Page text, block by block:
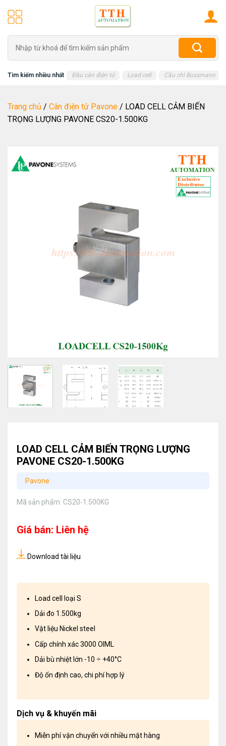
kiếm:
Tìm kiếm nhiều nhất Đầu cân điện tử Load cell Cầu chì Bussmann
Trang chủ / Cân điện tử Pavone / LOAD CELL CẢM BIẾN
TRỌNG LƯỢNG PAVONE CS20-1.500KG
LOAD CELL CẢM BIẾN TRỌNG LƯỢNG
PAVONE CS20-1.500KG
Pavone
Mã sản phẩm: CS20-1.500KG
Giá bán: Liên hệ
Download tài liệu
Load cell loại S
Dải đo 1.500kg
Vật liệu Nickel steel
Cấp chính xác 3000 OIML
Dải bù nhiệt lớn -10 ÷ +40°C
Độ ổn định cao, chi phí hợp lý
Dịch vụ & khuyến mãi
Miễn phí vận chuyển với nhiều mặt hàng